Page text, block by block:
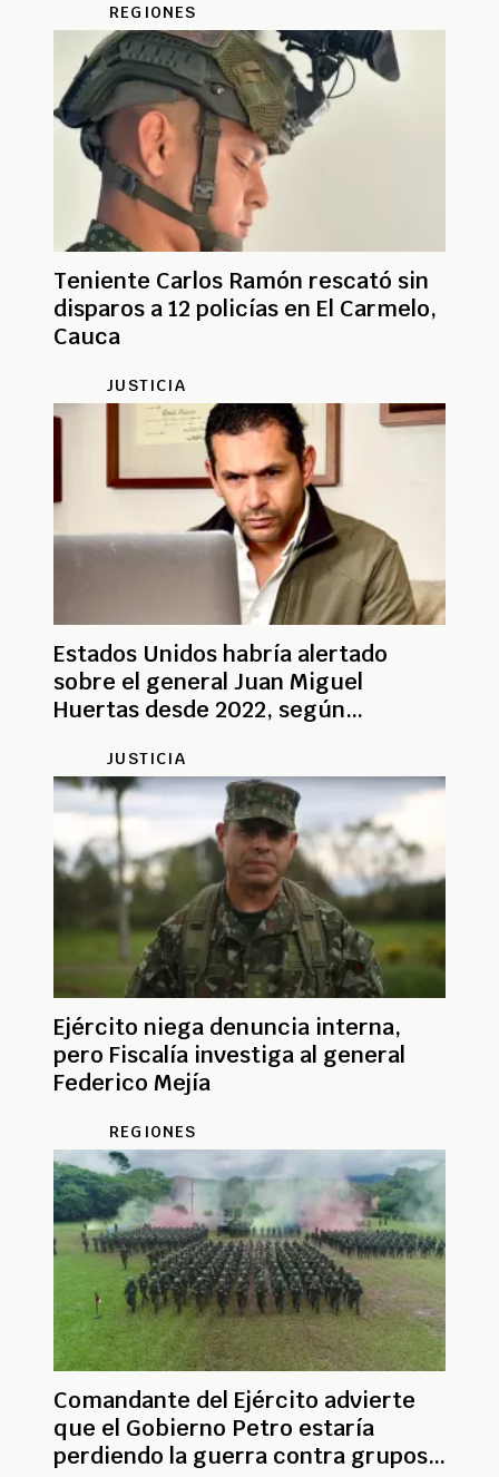
REGIONES
Teniente Carlos Ramón rescató sin
disparos a 12 policías en El Carmelo,
Cauca
JUSTICIA
Estados Unidos habría alertado
sobre el general Juan Miguel
Huertas desde 2022, según
JUSTICIA
Ejército niega denuncia interna,
pero Fiscalía investiga al general
Federico Mejía
REGIONES
Comandante del Ejército advierte
que el Gobierno Petro estaría
perdiendo la guerra contra grupos